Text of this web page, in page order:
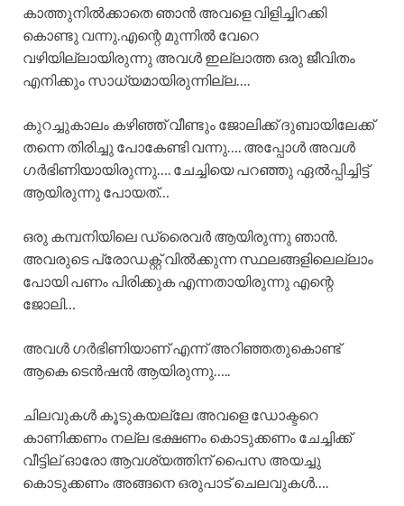
കാത്തുനിൽക്കാതെ ഞാൻ അവളെ വിളിച്ചിറക്കി
കൊണ്ടു വന്നു.എന്റെ മുന്നിൽ വേറെ
വഴിയില്ലായിരുന്നു അവൾ ഇല്ലാത്ത ഒരു ജീവിതം
എനിക്കും സാധ്യമായിരുന്നില്ല….
കുറച്ചുകാലം കഴിഞ്ഞ് വീണ്ടും ജോലിക്ക് ദുബായിലേക്ക്
തന്നെ തിരിച്ചു പോകേണ്ടി വന്നു…. അപ്പോൾ അവൾ
ഗർഭിണിയായിരുന്നു…. ചേച്ചിയെ പറഞ്ഞു ഏൽപ്പിച്ചിട്ട്
ആയിരുന്നു പോയത്…
ഒരു കമ്പനിയിലെ ഡ്രൈവർ ആയിരുന്നു ഞാൻ.
അവരുടെ പ്രോഡക്റ്റ് വിൽക്കുന്ന സ്ഥലങ്ങളിലെല്ലാം
പോയി പണം പിരിക്കുക എന്നതായിരുന്നു എന്റെ
ജോലി…
അവൾ ഗർഭിണിയാണ് എന്ന് അറിഞ്ഞതുകൊണ്ട്
ആകെ ടെൻഷൻ ആയിരുന്നു…..
ചിലവുകൾ കൂടുകയല്ലേ അവളെ ഡോക്ടറെ
കാണിക്കണം നല്ല ഭക്ഷണം കൊടുക്കണം ചേച്ചിക്ക്
വീട്ടില് ഓരോ ആവശ്യത്തിന് പൈസ അയച്ചു
കൊടുക്കണം അങ്ങനെ ഒരുപാട് ചെലവുകൾ….